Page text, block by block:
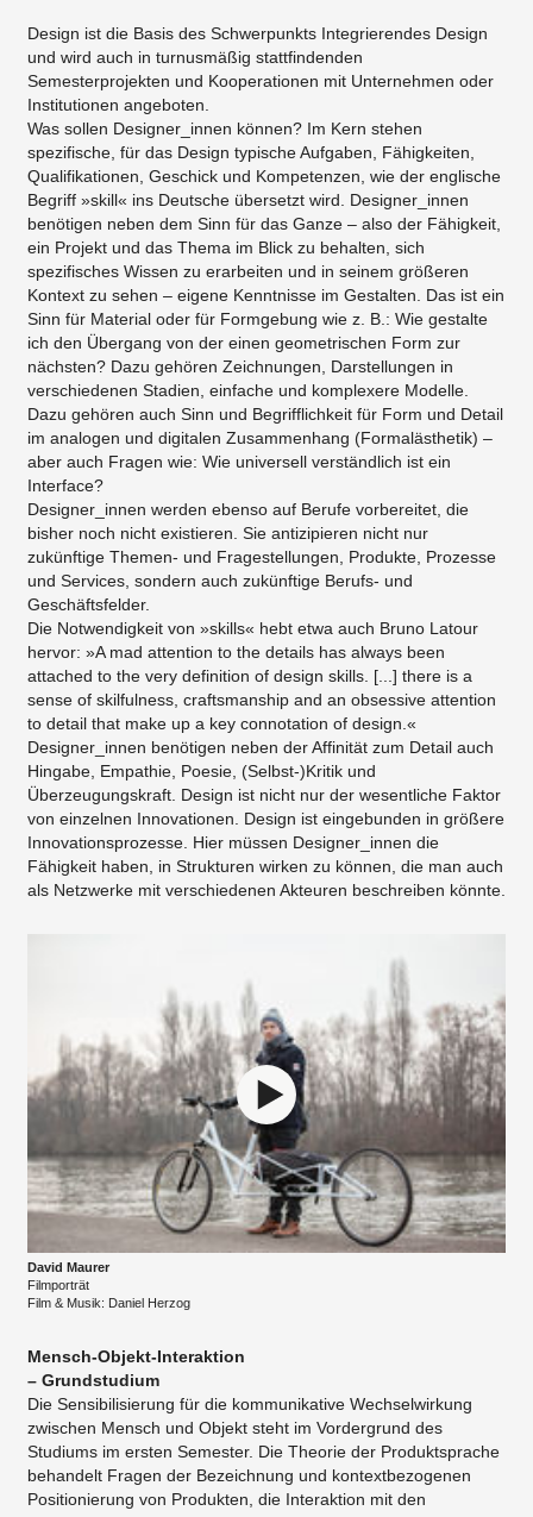
Design ist die Basis des Schwerpunkts Integrierendes Design
und wird auch in turnusmäßig stattfindenden
Semesterprojekten und Kooperationen mit Unternehmen oder
Institutionen angeboten.​
​Was sollen Designer_innen können? Im Kern stehen
spezifische, für das Design typische Aufgaben, Fähigkeiten,
Qualifikationen, Geschick und Kompetenzen, wie der englische
Begriff »skill« ins Deutsche übersetzt wird. Designer_innen
benötigen neben dem Sinn für das Ganze – also der Fähigkeit,
ein Projekt und das Thema im Blick zu behalten, sich
spezifisches Wissen zu erarbeiten und in seinem größeren
Kontext zu sehen – eigene Kenntnisse im Gestalten. Das ist ein
Sinn für Material oder für Formgebung wie z. B.: Wie gestalte
ich den Übergang von der einen geometrischen Form zur
nächsten? Dazu gehören Zeichnungen, Darstellungen in
verschiedenen Stadien, einfache und komplexere Modelle.
Dazu gehören auch Sinn und Begrifflichkeit für Form und Detail
im analogen und digitalen Zusammenhang (Formalästhetik) –
aber auch Fragen wie: Wie universell verständlich ist ein
Interface?
Designer_innen werden ebenso auf Berufe vorbereitet, die
bisher noch nicht existieren. Sie antizipieren nicht nur
zukünftige Themen- und Fragestellungen, Produkte, Prozesse
und Services, sondern auch zukünftige Berufs- und
Geschäftsfelder.
Die Notwendigkeit von »skills« hebt etwa auch Bruno Latour
hervor: »A mad attention to the details has always been
attached to the very definition of design skills. [...] there is a
sense of skilfulness, craftsmanship and an obsessive attention
to detail that make up a key connotation of design.«
Designer_innen benötigen neben der Affinität zum Detail auch
Hingabe, Empathie, Poesie, (Selbst-)Kritik und
Überzeugungskraft. Design ist nicht nur der wesentliche Faktor
von einzelnen Innovationen. Design ist eingebunden in größere
Innovationsprozesse. Hier müssen Designer_innen die
Fähigkeit haben, in Strukturen wirken zu können, die man auch
als Netzwerke mit verschiedenen Akteuren beschreiben könnte.
David Maurer
Filmporträt
Film & Musik: Daniel Herzog
Mensch-Objekt-Interaktion
– Grundstudium
Die Sensibilisierung für die kommunikative Wechselwirkung
zwischen Mensch und Objekt steht im Vordergrund des
Studiums im ersten Semester. Die Theorie der Produktsprache
behandelt Fragen der Bezeichnung und kontextbezogenen
Positionierung von Produkten, die Interaktion mit den